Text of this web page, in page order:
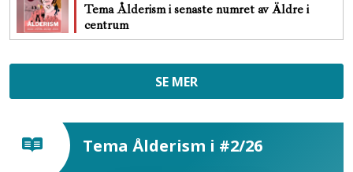
Tema Ålderism i senaste numret av Äldre i
centrum
SE MER
Tema Ålderism i #2/26